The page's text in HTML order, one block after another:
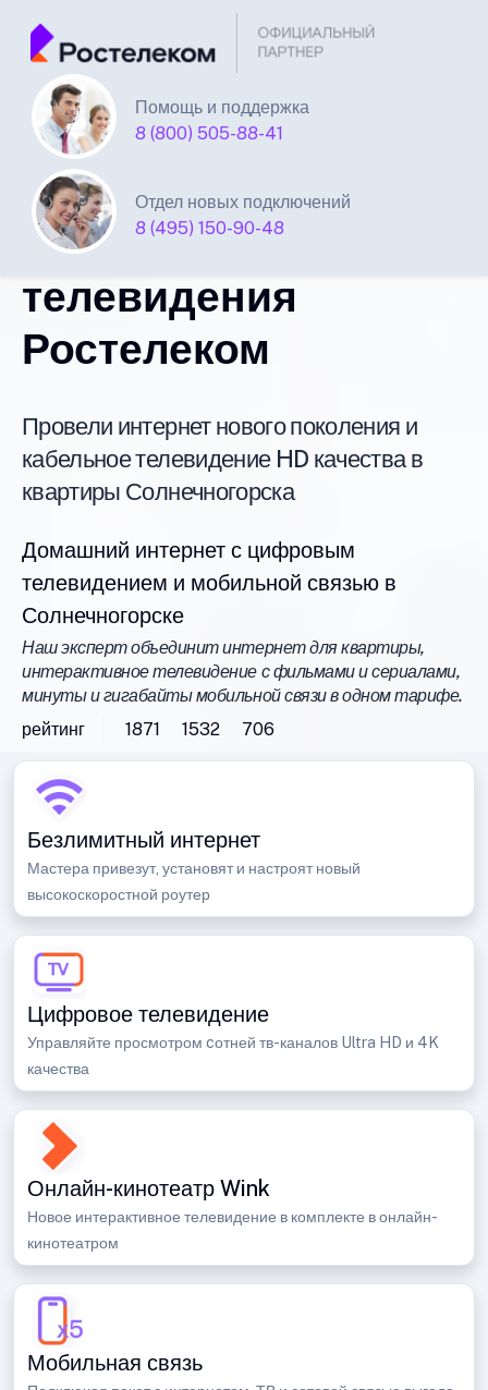
Помощь и поддержка
8 (800) 505-88-41
Отдел новых подключений
8 (495) 150-90-48
Единая Система
Подключений
интернета и
телевидения
Ростелеком
Провели интернет нового поколения и
кабельное телевидение HD качества в
квартиры Солнечногорска
Домашний интернет с цифровым
телевидением и мобильной связью в
Солнечногорске
Наш эксперт объединит интернет для квартиры,
интерактивное телевидение с фильмами и сериалами,
минуты и гигабайты мобильной связи в одном тарифе.
рейтинг
1871 1532 706
Безлимитный интернет
Мастера привезут, установят и настроят новый
высокоскоростной роутер
Цифровое телевидение
Управляйте просмотром cотней тв-каналов Ultra HD и 4K
качества
Онлайн-кинотеатр Wink
Новое интерактивное телевидение в комплекте в онлайн-
кинотеатром
Мобильная связь